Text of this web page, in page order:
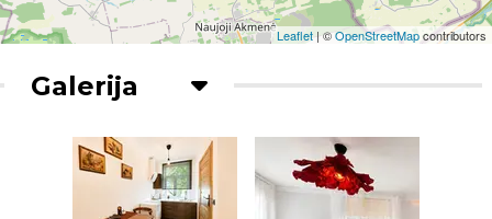
Leaflet| ©OpenStreetMapcontributors
Galerija